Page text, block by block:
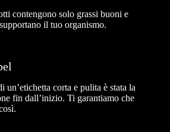
contengono solo grassi buoni e
il tuo organismo.
un’etichetta corta e pulita è stata la
fin dall’inizio. Ti garantiamo che